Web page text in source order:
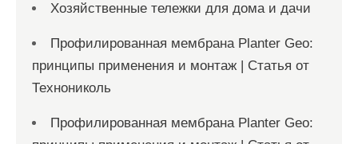
Хозяйственные тележки для дома и дачи
Профилированная мембрана Planter Geo:
принципы применения и монтаж | Статья от
Технониколь
Профилированная мембрана Planter Geo: